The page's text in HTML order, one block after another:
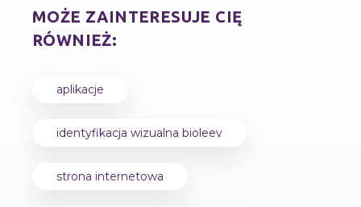
MOŻE ZAINTERESUJE CIĘ
RÓWNIEŻ:
aplikacje
identyfikacja wizualna bioleev
strona internetowa